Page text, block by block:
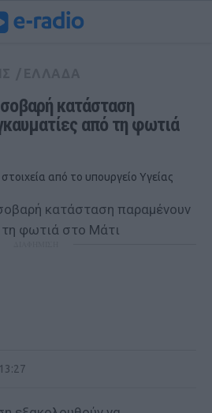
κατάσταση
από τη φωτιά
από το υπουργείο Υγείας